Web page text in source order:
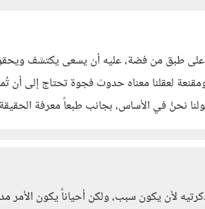
على طبق من فضة، عليه أن يسعى يكتشف
لعقلنا معناه حدوث فجوة تحتاج إلى أن
نحنُ في الأساس، بجانب طبعاً معرفة
لأن يكون سبب، ولكن أحياناً يكون الأمر